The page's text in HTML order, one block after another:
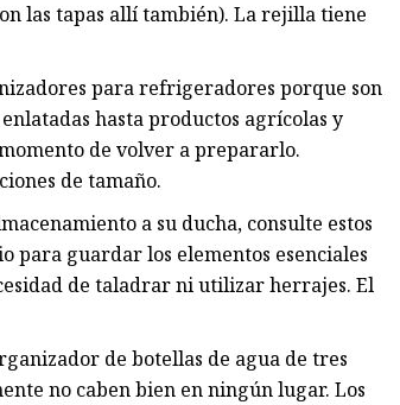
las tapas allí también). La rejilla tiene
para refrigeradores porque son
hasta productos agrícolas y
de volver a prepararlo.
de tamaño.
a su ducha, consulte estos
para guardar los elementos esenciales
de taladrar ni utilizar herrajes. El
de botellas de agua de tres
no caben bien en ningún lugar. Los